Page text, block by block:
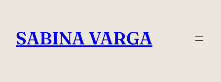
content
SABINA VARGA